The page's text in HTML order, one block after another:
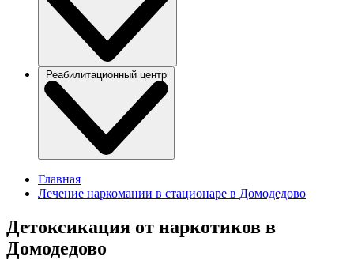
Реабилитационный центр
Главная
Лечение наркомании в стационаре в Домодедово
Детоксикация от наркотиков в
Домодедово